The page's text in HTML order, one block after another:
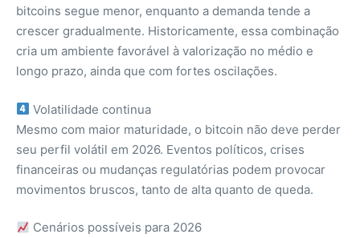
bitcoins segue menor, enquanto a demanda tende a
crescer gradualmente. Historicamente, essa combinação
cria um ambiente favorável à valorização no médio e
longo prazo, ainda que com fortes oscilações.
Volatilidade continua
Mesmo com maior maturidade, o bitcoin não deve perder
seu perfil volátil em 2026. Eventos políticos, crises
financeiras ou mudanças regulatórias podem provocar
movimentos bruscos, tanto de alta quanto de queda.
Cenários possíveis para 2026